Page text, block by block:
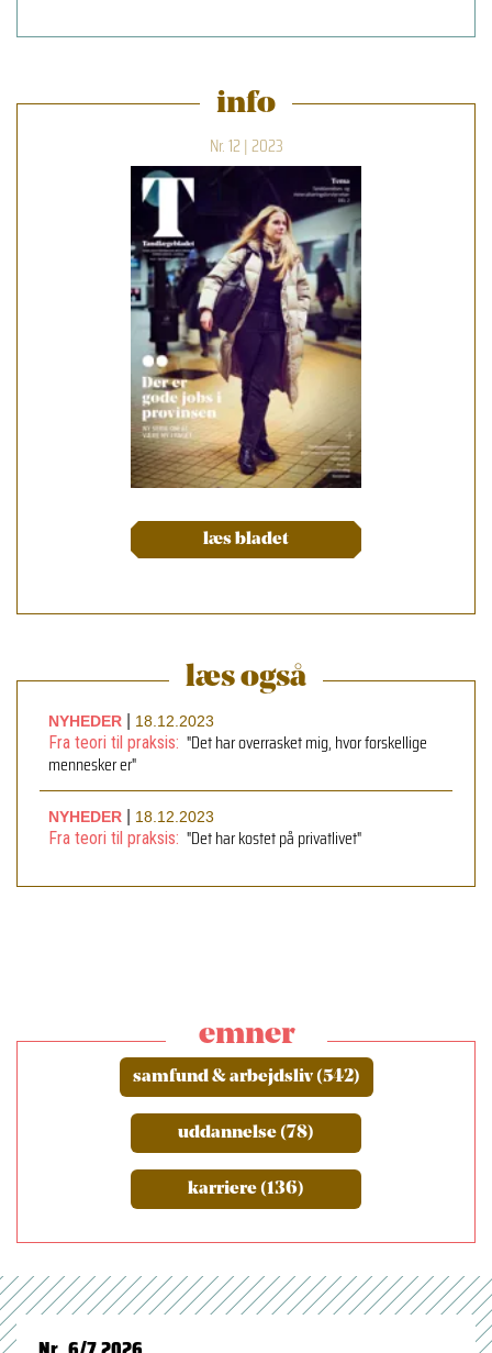
info
Nr. 12 | 2023
læs bladet
læs også
NYHEDER 18.12.2023
Fra teori til praksis: "Det har overrasket mig, hvor forskellige
mennesker er"
NYHEDER 18.12.2023
Fra teori til praksis: "Det har kostet på privatlivet"
emner
samfund & arbejdsliv (542)
uddannelse (78)
karriere (136)